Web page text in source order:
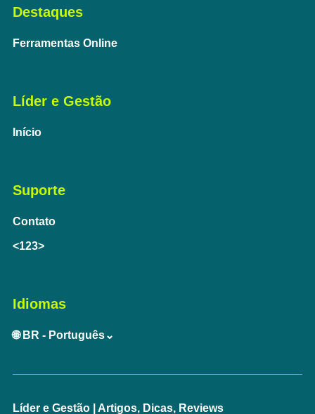
Destaques
Ferramentas Online
Líder e Gestão
Início
Suporte
Contato
<123>
Idiomas
🌐 BR - Português⌄
Líder e Gestão | Artigos, Dicas, Reviews